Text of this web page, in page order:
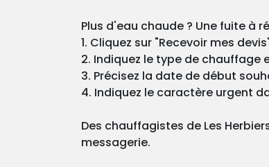
Plus d'eau chaude ? Une fuite à
1. Cliquez sur "Recevoir mes
2. Indiquez le type de chauffage
3. Précisez la date de début
4. Indiquez le caractère urgent
Des chauffagistes de Les
messagerie.